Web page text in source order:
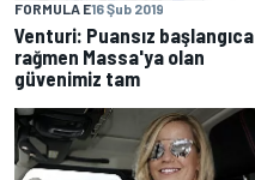
FORMULA E16 Şub 2019
Venturi: Puansız başlangıca
rağmen Massa'ya olan
güvenimiz tam